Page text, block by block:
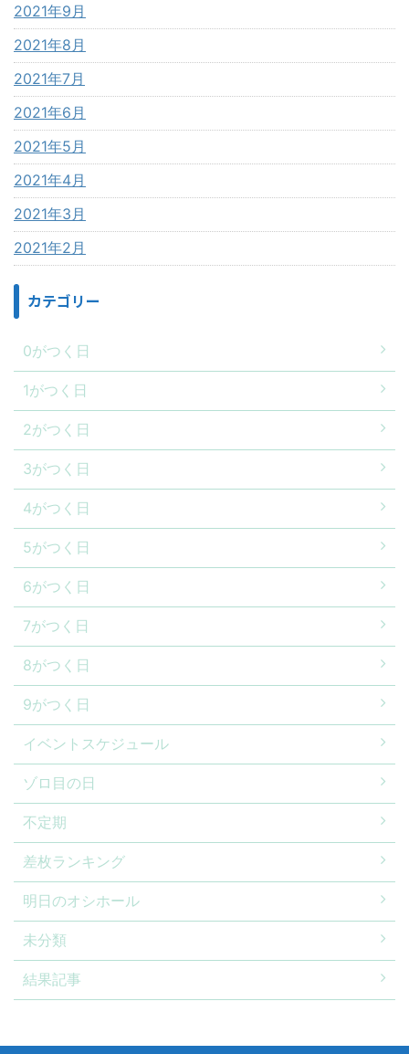
2021年9月
2021年8月
2021年7月
2021年6月
2021年5月
2021年4月
2021年3月
2021年2月
カテゴリー
0がつく日
1がつく日
2がつく日
3がつく日
4がつく日
5がつく日
6がつく日
7がつく日
8がつく日
9がつく日
イベントスケジュール
ゾロ目の日
不定期
差枚ランキング
明日のオシホール
未分類
結果記事